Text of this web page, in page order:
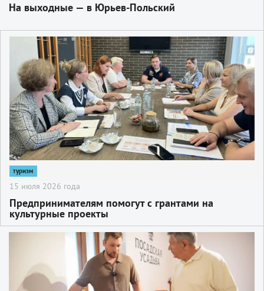
На выходные — в Юрьев-Польский
туризм
15 июля 2026 года
Предпринимателям помогут с грантами на
культурные проекты